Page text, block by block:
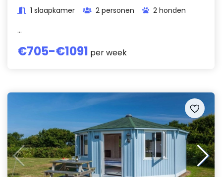
1 slaapkamer 2 personen
2 honden
...
€705-€1091 per week